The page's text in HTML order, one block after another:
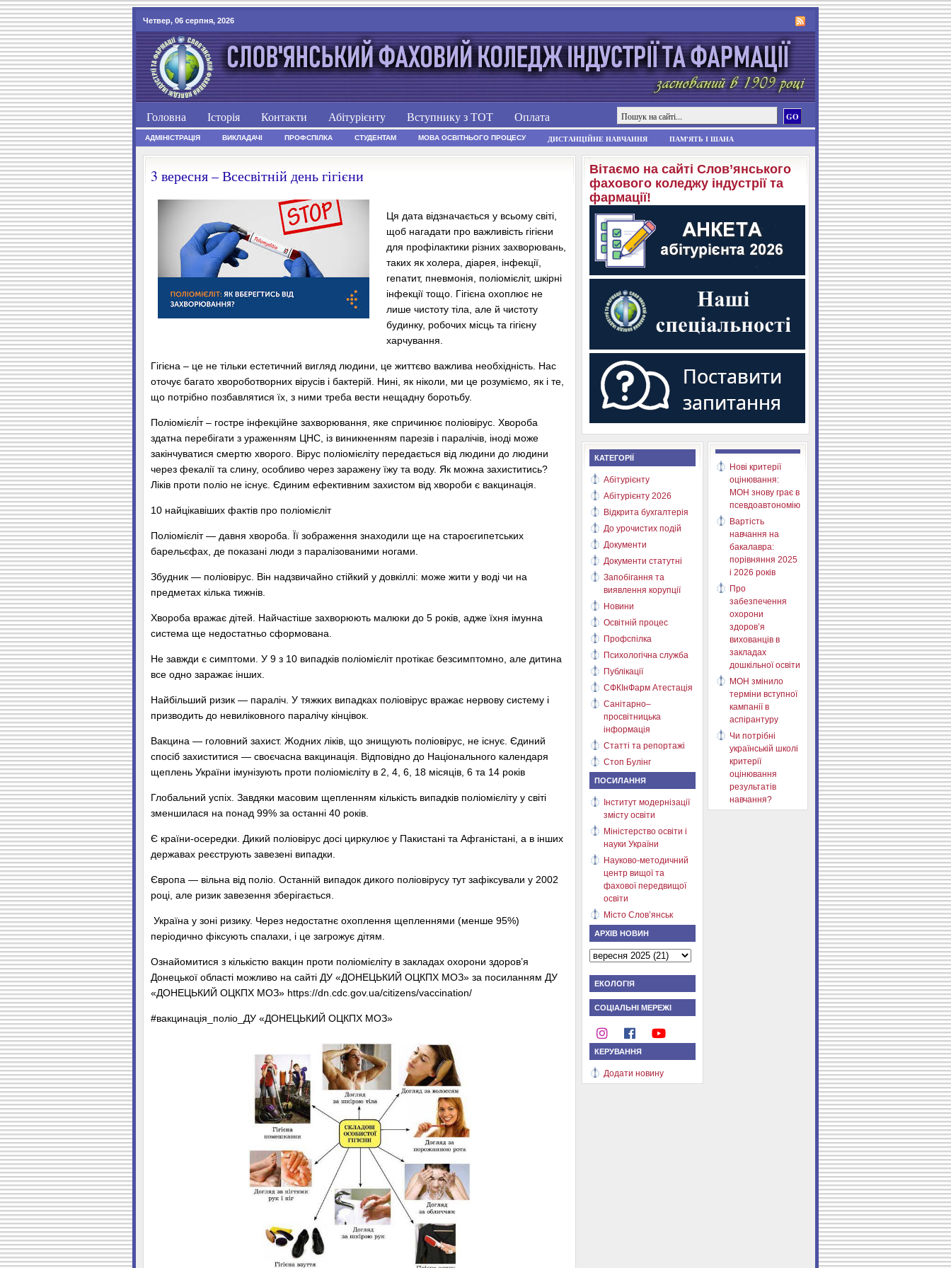
Четвер, 06 серпня, 2026
Головна Історія Контакти Абітурієнту Вступнику з ТОТ Оплата
АДМІНІСТРАЦІЯ ВИКЛАДАЧІ ПРОФСПІЛКА СТУДЕНТАМ МОВА ОСВІТНЬОГО ПРОЦЕСУ ДИСТАНЦІЙНЕ НАВЧАННЯ ПАМ'ЯТЬ І ШАНА
3 вересня – Всесвітній день гігієни
Ця дата відзначається у всьому світі,
щоб нагадати про важливість гігієни
для профілактики різних захворювань,
таких як холера, діарея, інфекції,
гепатит, пневмонія, поліомієліт, шкірні
інфекції тощо. Гігієна охоплює не
лише чистоту тіла, але й чистоту
будинку, робочих місць та гігієну
харчування.
Гігієна – це не тільки естетичний вигляд людини, це життєво важлива необхідність. Нас
оточує багато хвороботворних вірусів і бактерій. Нині, як ніколи, ми це розуміємо, як і те,
що потрібно позбавлятися їх, з ними треба вести нещадну боротьбу.
Поліомієлі́т – гостре інфекційне захворювання, яке спричинює поліовірус. Хвороба
здатна перебігати з ураженням ЦНС, із виникненням парезів і паралічів, іноді може
закінчуватися смертю хворого. Вірус поліомієліту передається від людини до людини
через фекалії та слину, особливо через заражену їжу та воду. Як можна захиститись?
Ліків проти поліо не існує. Єдиним ефективним захистом від хвороби є вакцинація.
10 найцікавіших фактів про поліомієліт
Поліомієліт — давня хвороба. Її зображення знаходили ще на староєгипетських
барельєфах, де показані люди з паралізованими ногами.
Збудник — поліовірус. Він надзвичайно стійкий у довкіллі: може жити у воді чи на
предметах кілька тижнів.
Хвороба вражає дітей. Найчастіше захворюють малюки до 5 років, адже їхня імунна
система ще недостатньо сформована.
Не завжди є симптоми. У 9 з 10 випадків поліомієліт протікає безсимптомно, але дитина
все одно заражає інших.
Найбільший ризик — параліч. У тяжких випадках поліовірус вражає нервову систему і
призводить до невиліковного паралічу кінцівок.
Вакцина — головний захист. Жодних ліків, що знищують поліовірус, не існує. Єдиний
спосіб захиститися — своєчасна вакцинація. Відповідно до Національного календаря
щеплень України імунізують проти поліомієліту в 2, 4, 6, 18 місяців, 6 та 14 років
Глобальний успіх. Завдяки масовим щепленням кількість випадків поліомієліту у світі
зменшилася на понад 99% за останні 40 років.
Є країни-осередки. Дикий поліовірус досі циркулює у Пакистані та Афганістані, а в інших
державах реєструють завезені випадки.
Європа — вільна від поліо. Останній випадок дикого поліовірусу тут зафіксували у 2002
році, але ризик завезення зберігається.
Україна у зоні ризику. Через недостатнє охоплення щепленнями (менше 95%)
періодично фіксують спалахи, і це загрожує дітям.
Ознайомитися з кількістю вакцин проти поліомієліту в закладах охорони здоров’я
Донецької області можливо на сайті ДУ «ДОНЕЦЬКИЙ ОЦКПХ МОЗ» за посиланням ДУ
«ДОНЕЦЬКИЙ ОЦКПХ МОЗ» https://dn.cdc.gov.ua/citizens/vaccination/
#вакцинація_поліо_ДУ «ДОНЕЦЬКИЙ ОЦКПХ МОЗ»
Вітаємо на сайті Слов’янського
фахового коледжу індустрії та
фармації!
КАТЕГОРІЇ
Абітурієнту
Абітурієнту 2026
Відкрита бухгалтерія
До урочистих подій
Документи
Документи статутні
Запобігання та
виявлення корупції
Новини
Освітній процес
Профспілка
Психологічна служба
Публікації
СФКІнФарм Атестація
Санітарно–
просвітницька
інформація
Статті та репортажі
Стоп Булінг
ПОСИЛАННЯ
Інститут модернізації
змісту освіти
Міністерство освіти і
науки України
Науково-методичний
центр вищої та
фахової передвищої
освіти
Місто Слов’янськ
АРХІВ НОВИН
ЕКОЛОГІЯ
СОЦІАЛЬНІ МЕРЕЖІ
КЕРУВАННЯ
Додати новину
Нові критерії
оцінювання:
МОН знову грає в
псевдоавтономію
Вартість
навчання на
бакалавра:
порівняння 2025
і 2026 років
Про
забезпечення
охорони
здоров’я
вихованців в
закладах
дошкільної освіти
МОН змінило
терміни вступної
кампанії в
аспірантуру
Чи потрібні
українській школі
критерії
оцінювання
результатів
навчання?